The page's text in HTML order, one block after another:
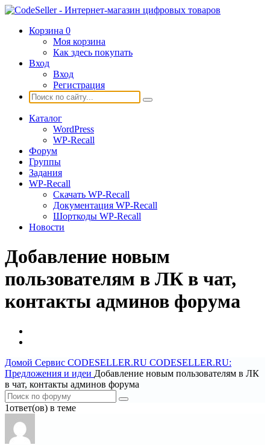
Корзина 0
Моя корзина
Как здесь покупать
Вход
Вход
Регистрация
Каталог
WordPress
WP-Recall
Форум
Группы
Задания
WP-Recall
Скачать WP-Recall
Документация WP-Recall
Шорткоды WP-Recall
Новости
Добавление новым
пользователям в ЛК в чат,
контакты админов форума
Домой Сервис CODESELLER.RU CODESELLER.RU:
Предложения и идеи Добавление новым пользователям в ЛК
в чат, контакты админов форума
1ответ(ов) в теме